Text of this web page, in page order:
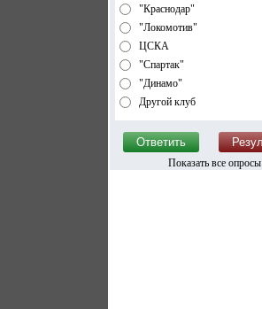
"Краснодар"
"Локомотив"
ЦСКА
"Спартак"
"Динамо"
Другой клуб
Показать все опросы